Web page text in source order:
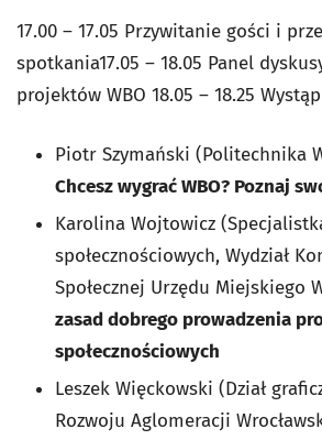
17.00 – 17.05 Przywitanie gości i
spotkania17.05 – 18.05 Panel
projektów WBO 18.05 – 18.25
Piotr Szymański (Politechnika
Chcesz wygrać WBO? Poznaj
Karolina Wojtowicz
społecznościowych, Wydział
Społecznej Urzędu Miejskiego
zasad dobrego prowadzenia
społecznościowych
Leszek Więckowski (Dział
Rozwoju Aglomeracji